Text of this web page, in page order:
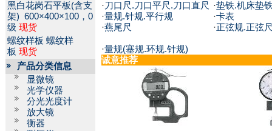
黑白花岗石平板(含支
架) 600×400×100，0
级 现货
螺纹样板 螺纹样
板 现货
产品分类信息
显微镜
光学仪器
分光光度计
放大镜
衡器
·刀口尺.刀口平尺.刀口直尺 ·垫铁.机床垫
·量规.针规.平行规 ·卡表
·燕尾尺 ·正弦规.正弦
·量规(塞规.环规.针规)
诚意推荐